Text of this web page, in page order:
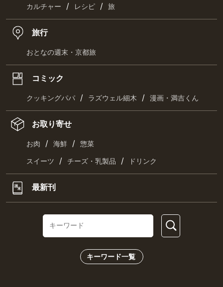
カルチャー / レシピ / 旅
旅行
おとなの週末・京都旅
コミック
クッキングパパ / ラズウェル細木 / 漫画・満吉くん
お取り寄せ
お肉 / 海鮮 / 惣菜
スイーツ / チーズ・乳製品 / ドリンク
最新刊
キーワード一覧